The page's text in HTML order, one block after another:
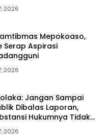
2026
Mepokoaso,
Serap Aspirasi
2026
Jangan Sampai
Dibalas Laporan,
Hukumnya Tidak
Secara Terbuka
2026